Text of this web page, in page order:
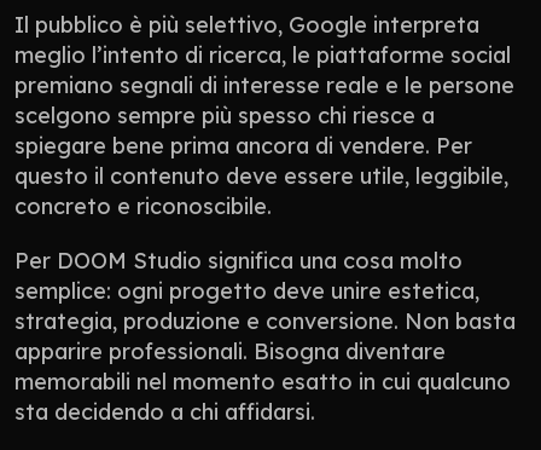
Il pubblico è più selettivo, Google interpreta
meglio l’intento di ricerca, le piattaforme social
premiano segnali di interesse reale e le persone
scelgono sempre più spesso chi riesce a
spiegare bene prima ancora di vendere. Per
questo il contenuto deve essere utile, leggibile,
concreto e riconoscibile.
Per DOOM Studio significa una cosa molto
semplice: ogni progetto deve unire estetica,
strategia, produzione e conversione. Non basta
apparire professionali. Bisogna diventare
memorabili nel momento esatto in cui qualcuno
sta decidendo a chi affidarsi.